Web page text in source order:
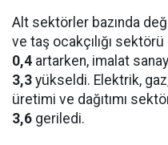
Alt sektörler bazında
ve taş ocakçılığı
0,4 artarken, imalat
3,3 yükseldi. Elektrik,
üretimi ve dağıtımı
3,6 geriledi.